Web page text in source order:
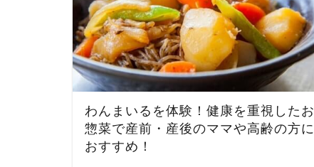
わんまいるを体験！健康を重視したお
惣菜で産前・産後のママや高齢の方に
おすすめ！